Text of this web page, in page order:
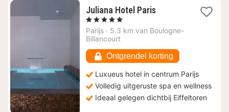
Juliana Hotel Paris1
vanaf
, 5 Sterren
Parijs · 5.3 km van Boulogne-
Billancourt
Ontgrendel korting
Luxueus hotel in centrum Parijs
Volledig uitgeruste spa en wellness
Ideaal gelegen dichtbij Eiffeltoren